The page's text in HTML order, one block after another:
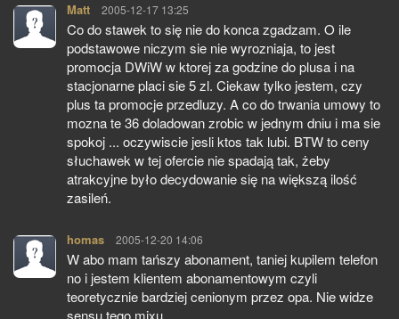
Matt pisze:
2005-12-17 13:25
Co do stawek to się nie do konca zgadzam. O ile
podstawowe niczym sie nie wyrozniaja, to jest
promocja DWiW w ktorej za godzine do plusa i na
stacjonarne placi sie 5 zl. Ciekaw tylko jestem, czy
plus ta promocje przedluzy. A co do trwania umowy to
mozna te 36 doladowan zrobic w jednym dniu i ma sie
spokoj ... oczywiscie jesli ktos tak lubi. BTW to ceny
słuchawek w tej ofercie nie spadają tak, żeby
atrakcyjne było decydowanie się na większą ilość
zasileń.
homas pisze:
2005-12-20 14:06
W abo mam tańszy abonament, taniej kupilem telefon
no i jestem klientem abonamentowym czyli
teoretycznie bardziej cenionym przez opa. Nie widze
sensu tego mixu